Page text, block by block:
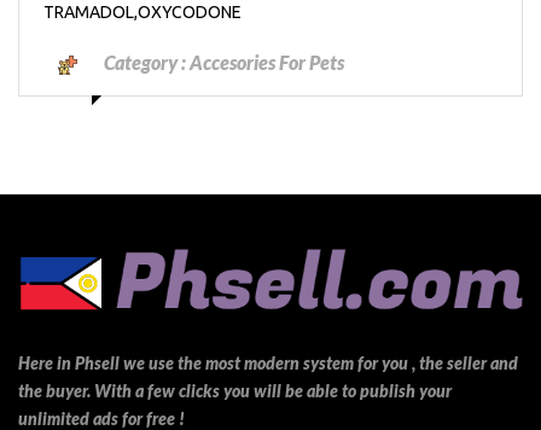
TRAMADOL,OXYCODONE
Category :Accesories For Pets
Here in Phsell we use the most modern system for you , the seller and
the buyer. With a few clicks you will be able to publish your
unlimited ads for free !